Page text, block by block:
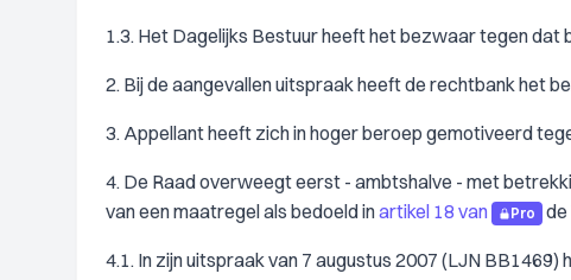
1.3. Het Dagelijks Bestuur heeft het bezwaar tegen
2. Bij de aangevallen uitspraak heeft de rechtbank het
3. Appellant heeft zich in hoger beroep gemotiveerd
4. De Raad overweegt eerst - ambtshalve - met
van een maatregel als bedoeld inartikel 18 van Pro
4.1. In zijn uitspraak van 7 augustus 2007 (LJN